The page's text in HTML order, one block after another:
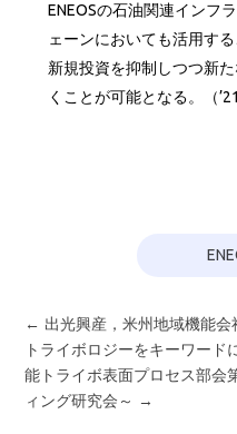
ENEOSの石油関連インフ
ェーンにおいても活用す
新規投資を抑制しつつ新
くことが可能となる。（
← 出光興産，米州地域機能
トライボロジーをキーワー
能トライボ表面プロセス部会
ィング研究会～ →